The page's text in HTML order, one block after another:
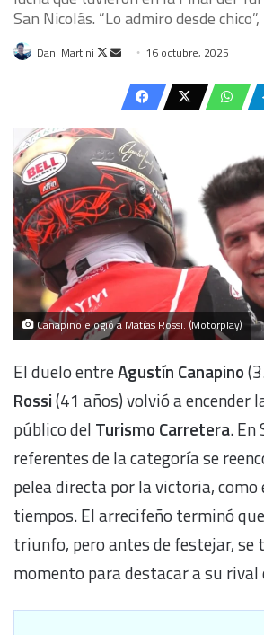
San Nicolás. “Lo admiro desde
Dani Martini
Follow
Send
email
16 octubre, 2025
Canapino elogió a Matías Rossi. (Motorplay)
El duelo entreAgustín Canapino
Rossi(41 años) volvió a encender
público del Turismo Carretera. En
referentes de la categoría se
pelea directa por la victoria, como
tiempos. El arrecifeño terminó
triunfo, pero antes de festejar, se
momento para destacar a su rival